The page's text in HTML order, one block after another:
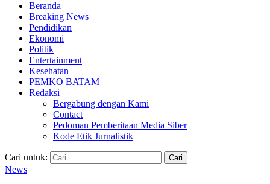
Beranda
Breaking News
Pendidikan
Ekonomi
Politik
Entertainment
Kesehatan
PEMKO BATAM
Redaksi
Bergabung dengan Kami
Contact
Pedoman Pemberitaan Media Siber
Kode Etik Jurnalistik
Cari untuk:
News